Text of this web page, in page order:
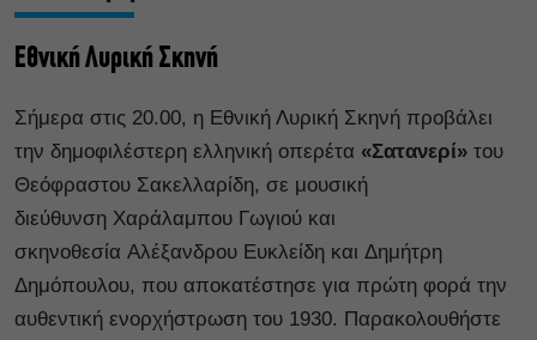
Εθνική Λυρική Σκηνή
Σήμερα στις 20.00, η Εθνική Λυρική Σκηνή προβάλει
την δημοφιλέστερη ελληνική οπερέτα «Σατανερί» του
Θεόφραστου Σακελλαρίδη, σε μουσική
διεύθυνση Χαράλαμπου Γωγιού και
σκηνοθεσία Αλέξανδρου Ευκλείδη και Δημήτρη
Δημόπουλου, που αποκατέστησε για πρώτη φορά την
αυθεντική ενορχήστρωση του 1930. Παρακολουθήστε